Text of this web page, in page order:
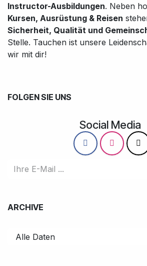
Instructor-Ausbildungen. Neben
Kursen, Ausrüstung & Reisen
Sicherheit, Qualität und
Stelle. Tauchen ist unsere
wir mit dir!
FOLGEN SIE UNS
Social Media
ARCHIVE